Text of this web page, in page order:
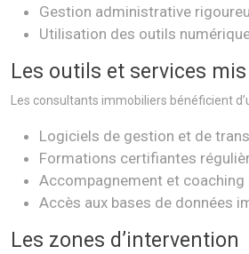
Gestion administrative
Utilisation des outils
Les outils et services
Les consultants immobiliers bénéficient
Logiciels de gestion et de
Formations certifiantes
Accompagnement et coaching
Accès aux bases de données
Les zones d’intervention